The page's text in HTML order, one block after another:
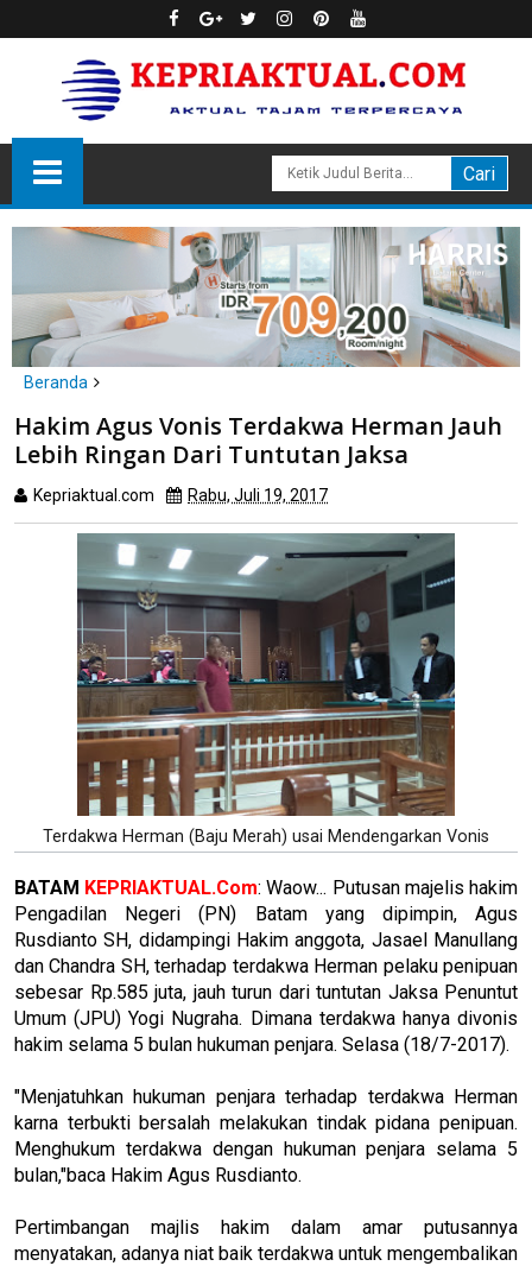
Beranda
headline
Hakim Agus Vonis Terdakwa Herman Jauh Lebih Ringan Dari
Tuntutan Jaksa
Hakim Agus Vonis Terdakwa Herman Jauh
Lebih Ringan Dari Tuntutan Jaksa
Kepriaktual.com Rabu, Juli 19, 2017
Terdakwa Herman (Baju Merah) usai Mendengarkan Vonis
BATAM KEPRIAKTUAL.Com: Waow... Putusan majelis hakim
Pengadilan Negeri (PN) Batam yang dipimpin, Agus
Rusdianto SH, didampingi Hakim anggota, Jasael Manullang
dan Chandra SH, terhadap terdakwa Herman pelaku penipuan
sebesar Rp.585 juta, jauh turun dari tuntutan Jaksa Penuntut
Umum (JPU) Yogi Nugraha. Dimana terdakwa hanya divonis
hakim selama 5 bulan hukuman penjara. Selasa (18/7-2017).
"Menjatuhkan hukuman penjara terhadap terdakwa Herman
karna terbukti bersalah melakukan tindak pidana penipuan.
Menghukum terdakwa dengan hukuman penjara selama 5
bulan,"baca Hakim Agus Rusdianto.
Pertimbangan majlis hakim dalam amar putusannya
menyatakan, adanya niat baik terdakwa untuk mengembalikan